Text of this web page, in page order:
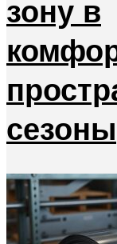
зону в
сезоны